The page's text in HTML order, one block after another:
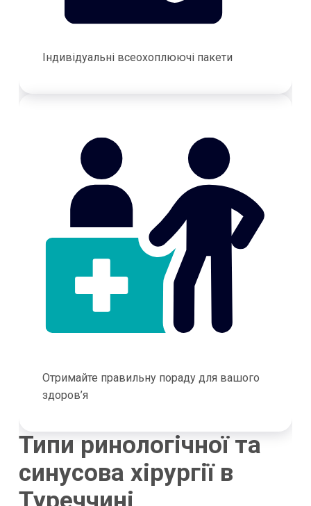
Індивідуальні всеохоплюючі пакети
Отримайте правильну пораду для вашого
здоров’я
Типи ринологічної та
синусова хірургії в